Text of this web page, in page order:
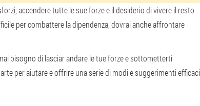
accendere tutte le sue forze e il desiderio di vivere il resto
per combattere la dipendenza, dovrai anche affrontare
bisogno di lasciar andare le tue forze e sottometterti
per aiutare e offrire una serie di modi e suggerimenti efficaci